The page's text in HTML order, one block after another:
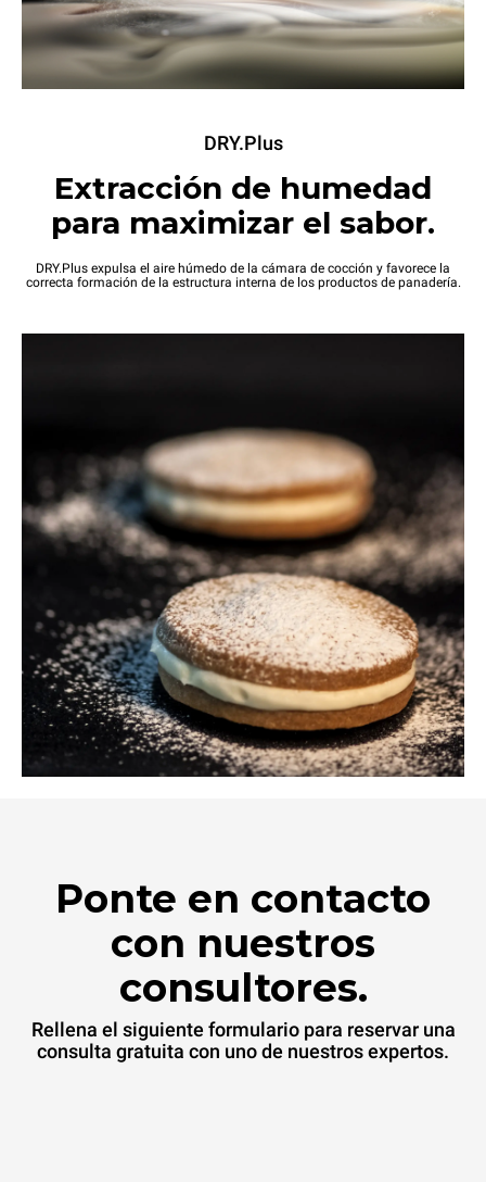
DRY.Plus
Extracción de humedad
para maximizar el sabor.
DRY.Plus expulsa el aire húmedo de la cámara de cocción y favorece la
correcta formación de la estructura interna de los productos de panadería.
Ponte en contacto
con nuestros
consultores.
Rellena el siguiente formulario para reservar una
consulta gratuita con uno de nuestros expertos.